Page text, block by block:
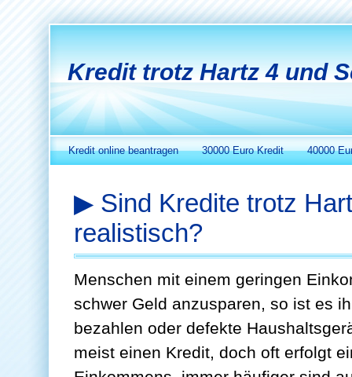
Kredit trotz Hartz 4 und
Kredit online beantragen 30000 Euro Kredit 40000
▶ Sind Kredite trotz
realistisch?
Menschen mit einem geringen
schwer Geld anzusparen, so ist es
bezahlen oder defekte
meist einen Kredit, doch oft erfolgt